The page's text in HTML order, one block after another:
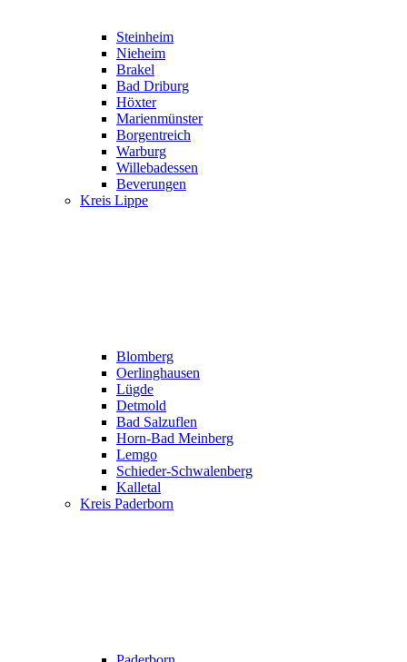
Steinheim
Nieheim
Brakel
Bad Driburg
Höxter
Marienmünster
Borgentreich
Warburg
Willebadessen
Beverungen
Kreis Lippe
Blomberg
Oerlinghausen
Lügde
Detmold
Bad Salzuflen
Horn-Bad Meinberg
Lemgo
Schieder-Schwalenberg
Kalletal
Kreis Paderborn